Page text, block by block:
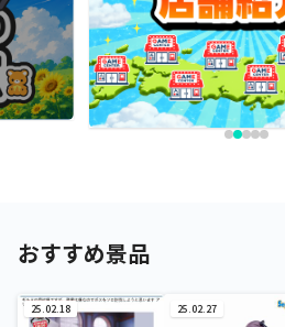
おすすめ景品
25.02.18 25.02.27